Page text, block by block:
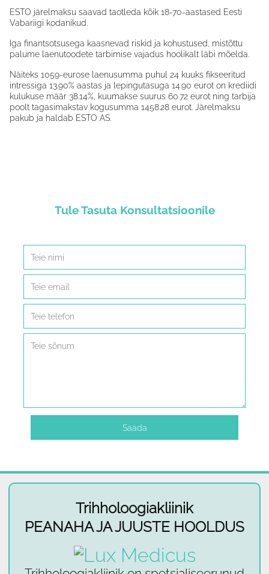
ESTO järelmaksu saavad taotleda kõik 18-70-aastased Eesti
Vabariigi kodanikud.
Iga finantsotsusega kaasnevad riskid ja kohustused, mistõttu
palume laenutoodete tarbimise vajadus hoolikalt läbi mõelda.
Näiteks 1059-eurose laenusumma puhul 24 kuuks fikseeritud
intressiga 13.90% aastas ja lepingutasuga 14.90 eurot on krediidi
kulukuse määr 38.14%, kuumakse suurus 60.72 eurot ning tarbija
poolt tagasimakstav kogusumma 1458.28 eurot. Järelmaksu
pakub ja haldab ESTO AS.
Tule Tasuta Konsultatsioonile
Trihholoogiakliinik
PEANAHA JA JUUSTE HOOLDUS